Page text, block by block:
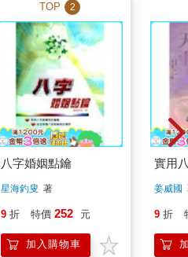
TOP 2
八字婚姻點鑰
星海釣叟 著
9 折 特價 252 元
加入購物車
實用
姜威國
9 折